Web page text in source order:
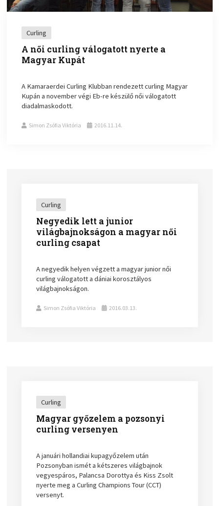
Curling
A női curling válogatott nyerte a
Magyar Kupát
A Kamaraerdei Curling Klubban rendezett curling Magyar
Kupán a november végi Eb-re készülő női válogatott
diadalmaskodott.
Simon Zsófia Viktória 2016.11.14.
Curling
Negyedik lett a junior
világbajnokságon a magyar női
curling csapat
A negyedik helyen végzett a magyar junior női
curling válogatott a dániai korosztályos
világbajnokságon.
Simon Zsófia Viktória 2016.03.13.
Curling
Magyar győzelem a pozsonyi
curling versenyen
A januári hollandiai kupagyőzelem után
Pozsonyban ismét a kétszeres világbajnok
vegyespáros, Palancsa Dorottya és Kiss Zsolt
nyerte meg a Curling Champions Tour (CCT)
versenyt.